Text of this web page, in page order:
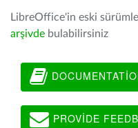
LibreOffice'in eski
arşivde bulabilirsiniz
PROVIDE